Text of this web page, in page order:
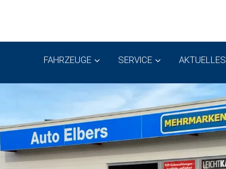
FAHRZEUGE SERVICE AKTUELLES